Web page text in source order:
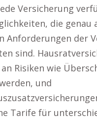
Versicherung
die genau
Anforderungen der
sind.
Risiken wie
und
Tarife für